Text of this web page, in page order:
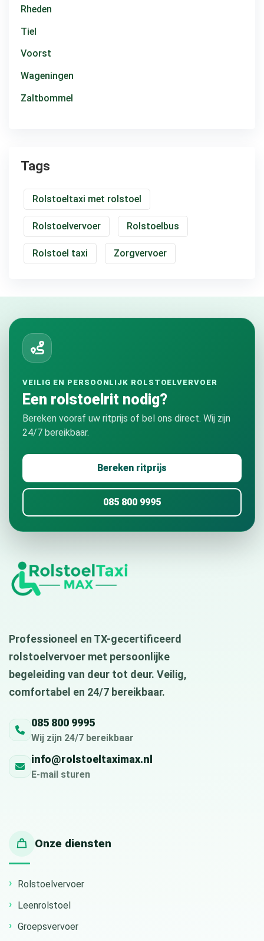
Rheden
Tiel
Voorst
Wageningen
Zaltbommel
Tags
Rolstoeltaxi met rolstoel
Rolstoelvervoer Rolstoelbus
Rolstoel taxi Zorgvervoer
VEILIG EN PERSOONLIJK ROLSTOELVERVOER
Een rolstoelrit nodig?
Bereken vooraf uw ritprijs of bel ons direct. Wij zijn
24/7 bereikbaar.
Bereken ritprijs
085 800 9995
Professioneel en TX-gecertificeerd
rolstoelvervoer met persoonlijke
begeleiding van deur tot deur. Veilig,
comfortabel en 24/7 bereikbaar.
085 800 9995
Wij zijn 24/7 bereikbaar
info@rolstoeltaximax.nl
E-mail sturen
Onze diensten
Rolstoelvervoer
Leenrolstoel
Groepsvervoer